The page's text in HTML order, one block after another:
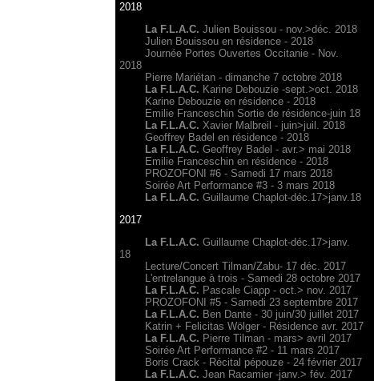
2018
La F.L.A.C. Julien Bouissou - nov.>déc. 2018
Julien Bouissou en résidence - 2018
Journée Portes Ouvertes Occitanie - Nov.
2018
Pierre Mariétan - dimanche 7 octobre 2018
La F.L.A.C. Karine Debouzie -sept.>oct. 2018
Karine Debouzie en résidence - 2018
Emilie Franceschin Sortie de résidence-juin 18
La F.L.A.C. Xavier Malbreil - juin>juil. 2018
Geoffrey Badel en résidence - 2018
La F.L.A.C. Geoffrey Badel - avr.> mai 2018
Emilie Franceschin en résidence - 2018
PROZOFONI #6 - Samedi 17 mars 2018
Soirée Art Performance #3 - 3 mars 2018
La F.L.A.C. Guillaume Chaplot-déc.17>janv.18
2017
La F.L.A.C. Guillaume Chaplot-déc.17>janv.
18
Lecture/Concert Tilman/Zabu- 17 déc. 2017
L'entrelangue à trois - Samedi 28 octobre 2017
La F.L.A.C. Pascale Ciapp - oct.> nov. 2017
PROZOFONI #5 - Samedi 23 septembre 2017
La F.L.A.C. Ben Dante - 30 juin/30 juillet 2017
Katrin + Felicitas Wölger - Résidence avr. 2017
La F.L.A.C. Pierre Tilman - mars> avril 2017
Soirée Art Performance #2 - 11 mars 2017
Boris Crack - Récital pépouze - 24 février 2017
La F.L.A.C. Jean Racamier -janv.> fév. 2017